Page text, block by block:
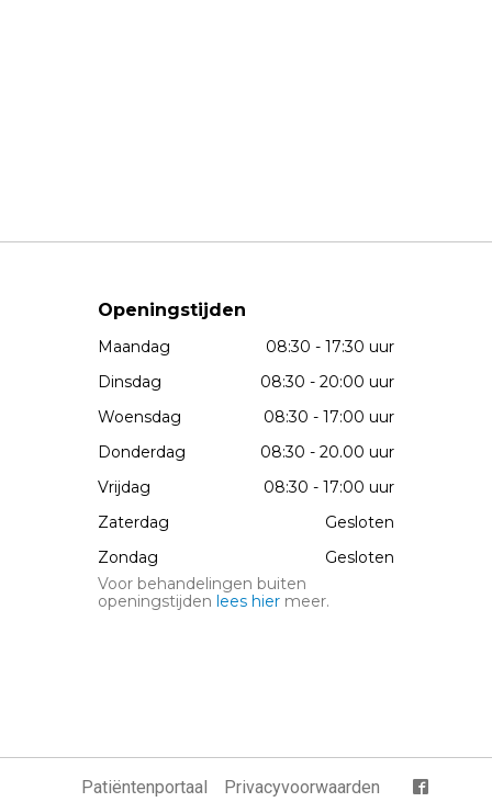
Openingstijden
Maandag
08:30 - 17:30 uur
Dinsdag
08:30 - 20:00 uur
Woensdag
08:30 - 17:00 uur
Donderdag
08:30 - 20.00 uur
Vrijdag
08:30 - 17:00 uur
Zaterdag
Gesloten
Zondag
Gesloten
Voor behandelingen buiten
openingstijden lees hier meer.
Patiëntenportaal Privacyvoorwaarden